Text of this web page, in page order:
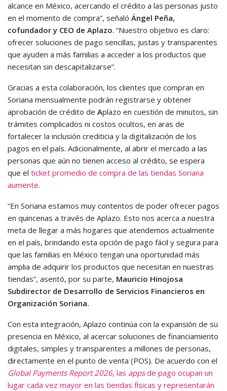
alcance en México, acercando el crédito a las personas justo
en el momento de compra”, señaló Ángel Peña,
cofundadory CEO de Aplazo. “Nuestro objetivo es claro:
ofrecer soluciones de pago sencillas, justas y transparentes
que ayuden a más familias a acceder a los productos que
necesitan sin descapitalizarse”.
Gracias a esta colaboración, los clientes que compran en
Soriana mensualmente podrán registrarse y obtener
aprobación de crédito de Aplazo en cuestión de minutos, sin
trámites complicados ni costos ocultos, en aras de
fortalecer la inclusión crediticia y la digitalización de los
pagos en el país. Adicionalmente, al abrir el mercado a las
personas que aún no tienen acceso al crédito, se espera
que el ticket promedio de compra de las tiendas Soriana
aumente.
“En Soriana estamos muy contentos de poder ofrecer pagos
en quincenas a través de Aplazo. Esto nos acerca a nuestra
meta de llegar a más hogares que atendemos actualmente
en el país, brindando esta opción de pago fácil y segura para
que las familias en México tengan una oportunidad más
amplia de adquirir los productos que necesitan en nuestras
tiendas”, asentó, por su parte, Mauricio Hinojosa
Subdirector de Desarrollo de Servicios Financieros en
Organización Soriana.
Con esta integración, Aplazo continúa con la expansión de su
presencia en México, al acercar soluciones de financiamiento
digitales, simples y transparentes a millones de personas,
directamente en el punto de venta (POS). De acuerdo con el
Global Payments Report 2026, las appsde pago ocupan un
lugar cada vez mayor en las tiendas físicas y representarán